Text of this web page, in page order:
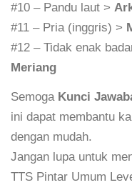
#10 – Pandu laut >
#11 – Pria (inggris) >
#12 – Tidak enak
Meriang
Semoga Kunci
ini dapat membantu
dengan mudah.
Jangan lupa untuk
TTS Pintar Umum